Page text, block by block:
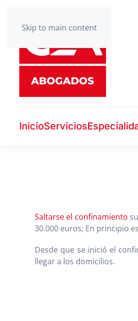
Skip to main content
InicioServicios
Saltarse el confinamiento
30.000 euros; En principio
Desde que se inició el
llegar a los domicilios.